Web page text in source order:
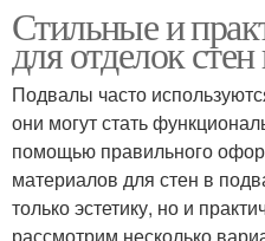
Стильные и
для отделок
Подвалы часто
они могут стать
помощью правильного
материалов для стен в
только эстетику, но и
рассмотрим несколько